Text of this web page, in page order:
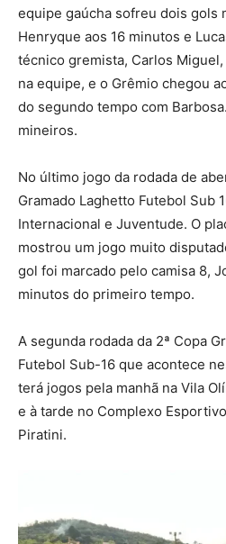
equipe gaúcha sofreu dois gols
Henryque aos 16 minutos e
técnico gremista, Carlos
na equipe, e o Grêmio chegou
do segundo tempo com
mineiros.
No último jogo da rodada de
Gramado Laghetto Futebol Sub
Internacional e Juventude. O
mostrou um jogo muito
gol foi marcado pelo camisa 8,
minutos do primeiro tempo.
A segunda rodada da 2ª Copa
Futebol Sub-16 que acontece
terá jogos pela manhã na Vila
e à tarde no Complexo
Piratini.